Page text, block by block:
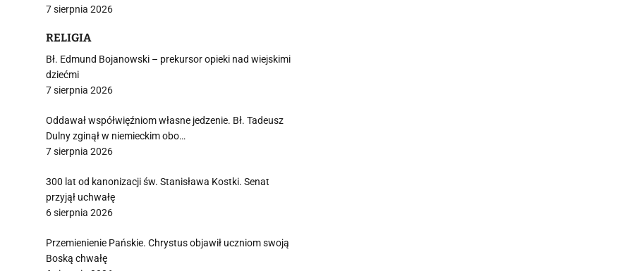
7 sierpnia 2026
RELIGIA
Bł. Edmund Bojanowski – prekursor opieki nad wiejskimi
dziećmi
7 sierpnia 2026
Oddawał współwięźniom własne jedzenie. Bł. Tadeusz
Dulny zginął w niemieckim obo…
7 sierpnia 2026
300 lat od kanonizacji św. Stanisława Kostki. Senat
przyjął uchwałę
6 sierpnia 2026
Przemienienie Pańskie. Chrystus objawił uczniom swoją
Boską chwałę